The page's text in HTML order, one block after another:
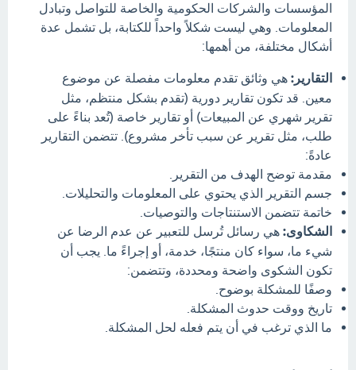
المؤسسات والشركات الحكومية والخاصة للتواصل وتبادل
المعلومات. وهي ليست شكلاً واحداً للكتابة، بل تشمل عدة
أشكال مختلفة، من أهمها:
التقارير: هي وثائق تقدم معلومات مفصلة عن موضوع
معين. قد تكون تقارير دورية (تقدم بشكل منتظم، مثل
تقرير شهري عن المبيعات) أو تقارير خاصة (تُعد بناءً على
طلب، مثل تقرير عن سبب تأخر مشروع). تتضمن التقارير
عادةً:
مقدمة توضح الهدف من التقرير.
جسم التقرير الذي يحتوي على المعلومات والتحليلات.
خاتمة تتضمن الاستنتاجات والتوصيات.
الشكاوى: هي رسائل تُرسل للتعبير عن عدم الرضا عن
شيء ما، سواء كان منتجًا، خدمة، أو إجراءً ما. يجب أن
تكون الشكوى واضحة ومحددة، وتتضمن:
وصفًا للمشكلة بوضوح.
تاريخ ووقت حدوث المشكلة.
ما الذي ترغب في أن يتم فعله لحل المشكلة.